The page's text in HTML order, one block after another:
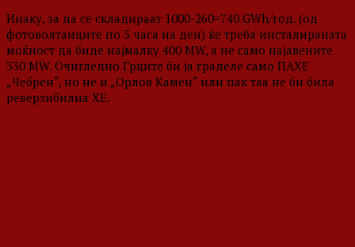
Инаку, за да се складираат 1000-260=740 GWh/год. (од
фотоволтаиците по 5 часа на ден) ќе треба инсталираната
моќност да биде најмалку 400 MW, а не само најавените
330 MW. Очигледно Грците би ја граделе само ПАХЕ
„Чебрен“, но не и „Орлов Камен“ или пак таа не би била
реверзибилна ХЕ.